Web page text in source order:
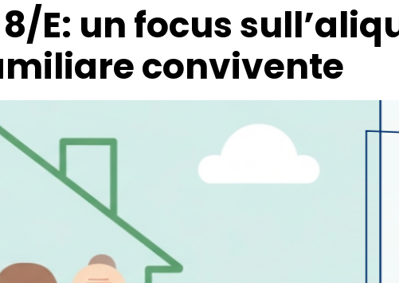
E: un focus
convivente